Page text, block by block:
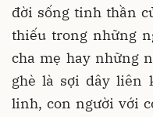
đời sống tinh thần
thiếu trong những
cha mẹ hay những
ghè là sợi dây liên
linh, con người với